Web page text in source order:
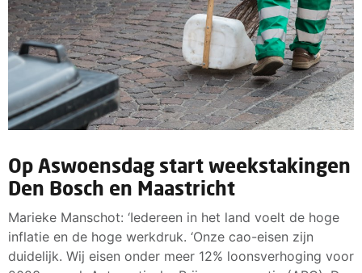
Op Aswoensdag start weekstakingen
Den Bosch en Maastricht
Marieke Manschot: ‘Iedereen in het land voelt de hoge
inflatie en de hoge werkdruk. ‘Onze cao-eisen zijn
duidelijk. Wij eisen onder meer 12% loonsverhoging voor